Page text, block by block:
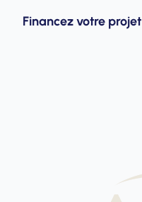
Financez votre projet